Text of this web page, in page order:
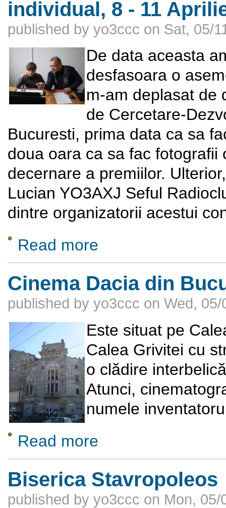
individual, 8 - 11
published by yo3ccc on Sat, 05/
De data aceasta
desfasoara o
m-am deplasat de
de Cercetare-
Bucuresti, prima data ca sa
doua oara ca sa fac
decernare a premiilor.
Lucian YO3AXJ Seful
dintre organizatorii acestui
Read more
Cinema Dacia din
published by yo3ccc on Wed,
Este situat pe
Calea Grivitei cu
o clădire
Atunci,
numele
Read more
Biserica Stavropoleos
published by yo3ccc on Mon, 05/